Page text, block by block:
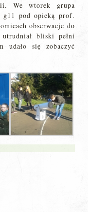
We wtorek grupa
g11 pod opieką prof.
obserwacje do
bliski pełni
udało się zobaczyć